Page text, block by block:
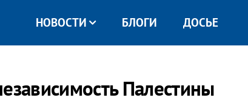
НОВОСТИ БЛОГИ ДОСЬЕ
Палестины